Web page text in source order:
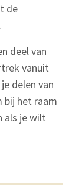
de
deel van
vanuit
delen van
bij het raam
als je wilt